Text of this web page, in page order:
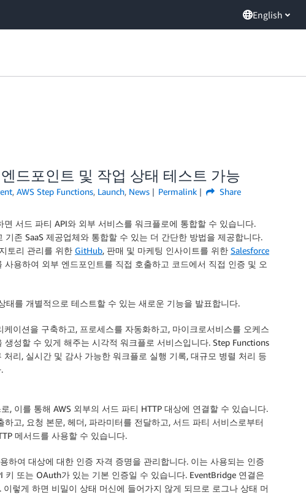
English
드포인트 및 작업 상태 테스트 가능
, AWS Step Functions, Launch, News Permalink Share
면 서드 파티 API와 외부 서비스를 워크플로에 통합할 수 있습니다.
존 SaaS 제공업체와 통합할 수 있는 더 간단한 방법을 제공합니다.
토리 관리를 위한 GitHub, 판매 및 마케팅 인사이트를 위한 Salesforce
용하여 외부 엔드포인트를 직접 호출하고 코드에서 직접 인증 및 오
를 개별적으로 테스트할 수 있는 새로운 기능을 발표합니다.
이션을 구축하고, 프로세스를 자동화하고, 마이크로서비스를 오케스
성할 수 있게 해주는 시각적 워크플로 서비스입니다. Step Functions
리, 실시간 및 감사 가능한 워크플로 실행 기록, 대규모 병렬 처리 등
, 이를 통해 AWS 외부의 서드 파티 HTTP 대상에 연결할 수 있습니다.
고, 요청 본문, 헤더, 파라미터를 전달하고, 서드 파티 서비스로부터
메서드를 사용할 수 있습니다.
하여 대상에 대한 인증 자격 증명을 관리합니다. 이는 사용되는 인증
키 또는 OAuth가 있는 기본 인증일 수 있습니다. EventBridge 연결은
렇게 하면 비밀이 상태 머신에 들어가지 않게 되므로 로그나 상태 머